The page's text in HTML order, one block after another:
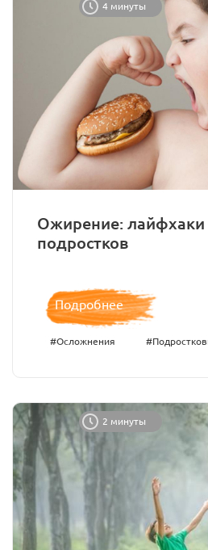
4 минуты
Ожирение: лайфхаки
подростков
Подробнее
#Осложнения
2 минуты